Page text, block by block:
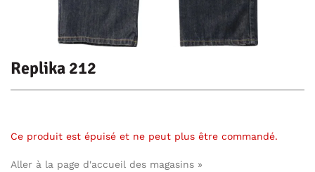
Replika 212
Ce produit est épuisé et ne peut plus être commandé.
Aller à la page d'accueil des magasins »